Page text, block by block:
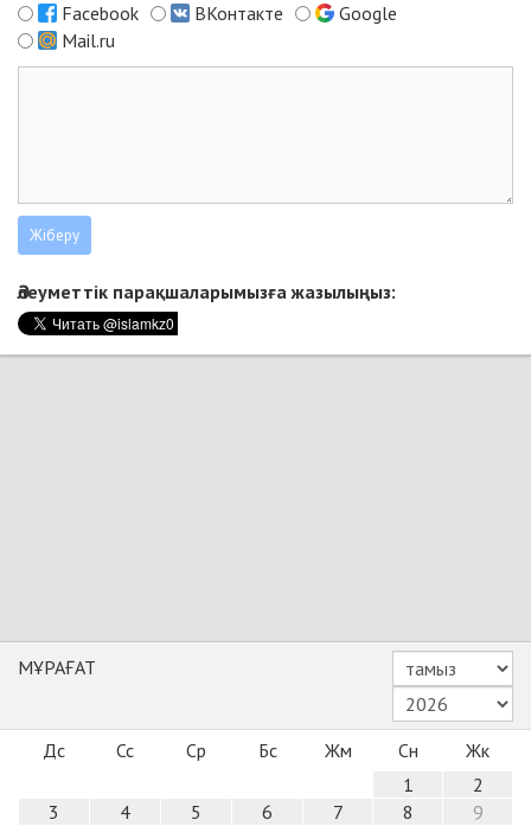
Facebook
ВКонтакте
Google
Mail.ru
Әлеуметтік парақшаларымызға жазылыңыз:
МҰРАҒАТ
Дс Сс Ср Бс Жм Сн
Жк
1
2
3
4 5 6 7 8
9